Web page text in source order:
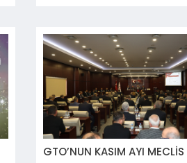
GTO’NUN KASIM AYI MECLİS